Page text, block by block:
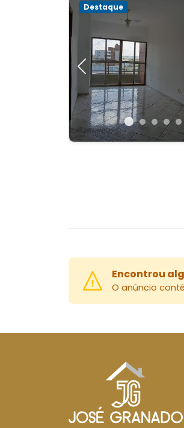
Previous
Destaque
Encontrou
O anúncio